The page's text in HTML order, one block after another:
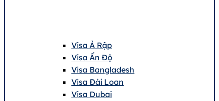
Visa Ả Rập
Visa Ấn Độ
Visa Bangladesh
Visa Đài Loan
Visa Dubai